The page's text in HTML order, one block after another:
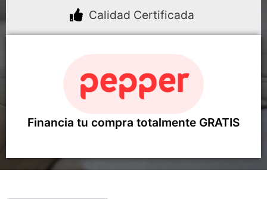
Calidad Certificada
Financia tu compra totalmente GRATIS